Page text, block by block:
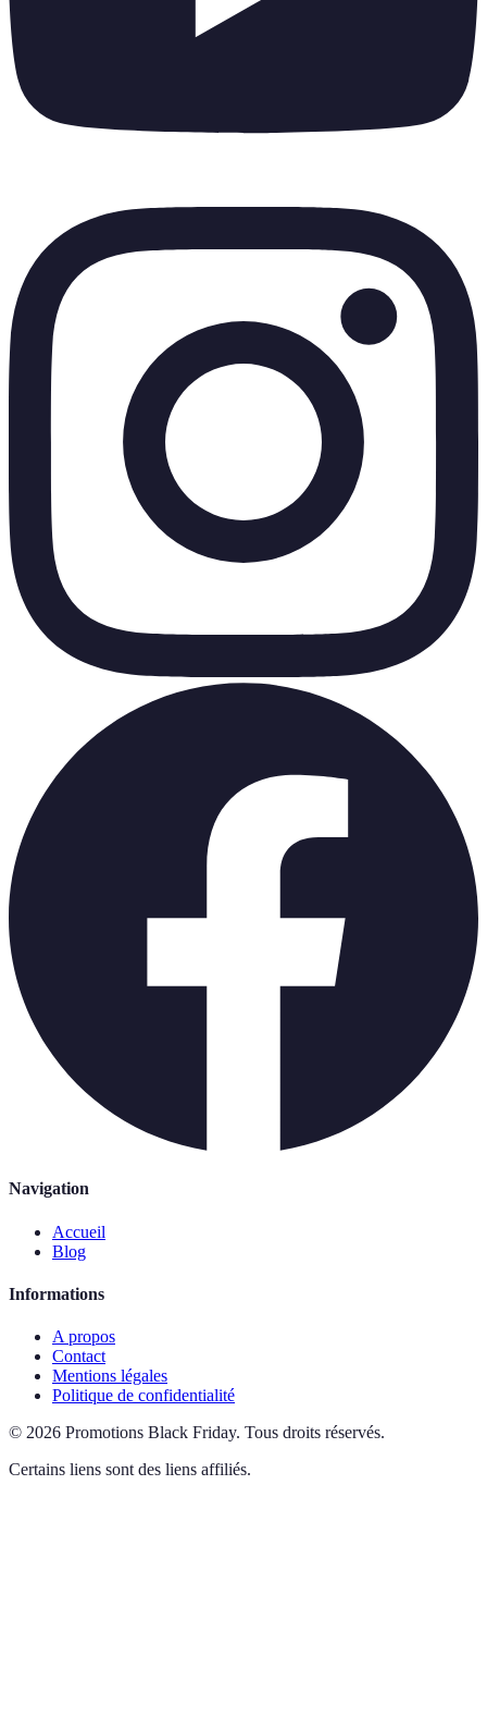
Navigation
Accueil
Blog
Informations
A propos
Contact
Mentions légales
Politique de confidentialité
© 2026 Promotions Black Friday. Tous droits réservés.
Certains liens sont des liens affiliés.